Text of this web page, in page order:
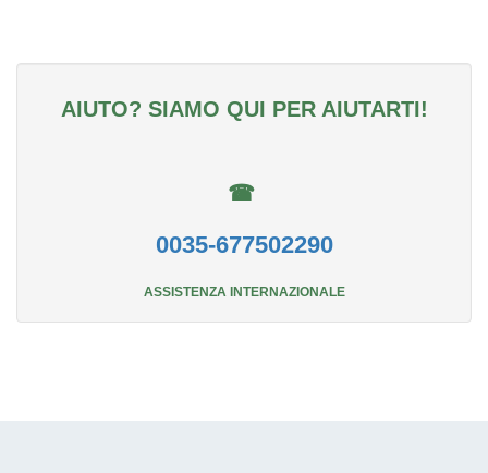
AIUTO? SIAMO QUI PER AIUTARTI!
☎
0035-677502290
ASSISTENZA INTERNAZIONALE